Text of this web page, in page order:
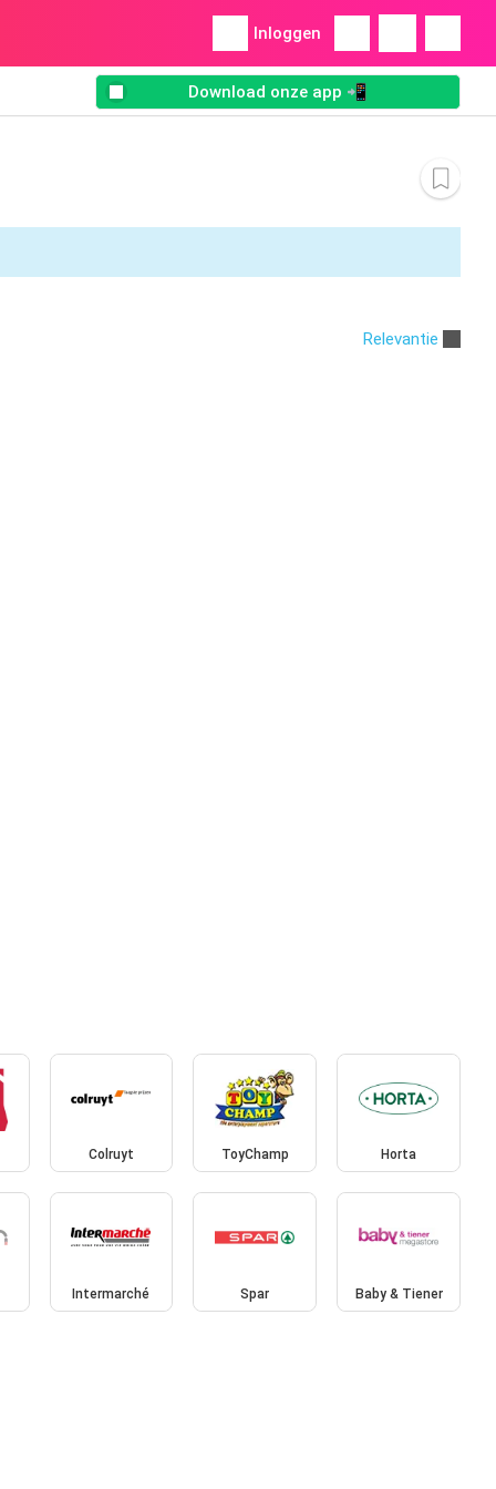
Inloggen
Download onze app 📲
Relevantie
Colruyt ToyChamp Horta
Intermarché Spar Baby & Tiener